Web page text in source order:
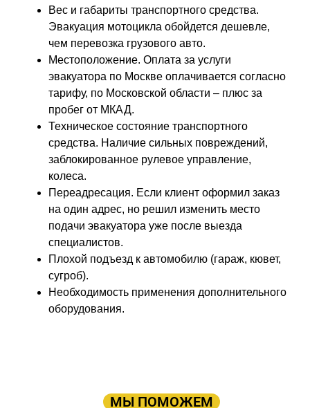
Вес и габариты транспортного средства.
Эвакуация мотоцикла обойдется дешевле,
чем перевозка грузового авто.
Местоположение. Оплата за услуги
эвакуатора по Москве оплачивается согласно
тарифу, по Московской области – плюс за
пробег от МКАД.
Техническое состояние транспортного
средства. Наличие сильных повреждений,
заблокированное рулевое управление,
колеса.
Переадресация. Если клиент оформил заказ
на один адрес, но решил изменить место
подачи эвакуатора уже после выезда
специалистов.
Плохой подъезд к автомобилю (гараж, кювет,
сугроб).
Необходимость применения дополнительного
оборудования.
МЫ ПОМОЖЕМ